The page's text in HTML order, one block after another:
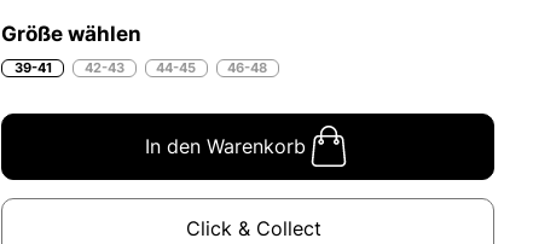
Größe wählen
39-41 42-43 44-45 46-48
In den Warenkorb
Click & Collect